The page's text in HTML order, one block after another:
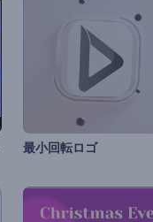
最小回転ロゴ